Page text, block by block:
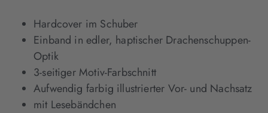
Hardcover im Schuber
Einband in edler, haptischer Drachenschuppen-
Optik
3-seitiger Motiv-Farbschnitt
Aufwendig farbig illustrierter Vor- und Nachsatz
mit Lesebändchen